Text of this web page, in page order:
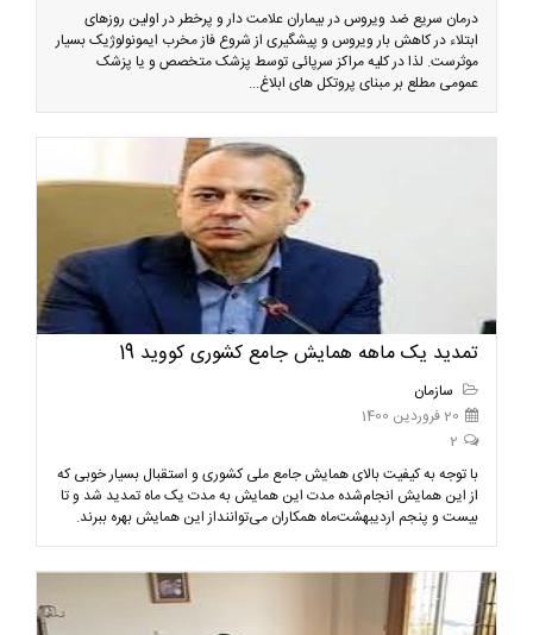
درمان سریع ضد ویروس در بیماران علامت دار و پرخطر در اولین روزهای
ابتلاء در کاهش بار ویروس و پیشگیری از شروع فاز مخرب ایمونولوژیک بسیار
موثرست. لذا در کلیه مراکز سرپائی توسط پزشک متخصص و یا پزشک
عمومی مطلع بر مبنای پروتکل های ابلاغ...
تمدید یک ماهه همایش جامع کشوری کووید 19
سازمان
20 فروردین 1400
2
با توجه به کیفیت بالای همایش جامع ملی کشوری و استقبال بسیار خوبی که
از این همایش انجام‌شده مدت این همایش به مدت یک ماه تمدید شد و تا
بیست و پنجم اردیبهشت‌ماه همکاران می‌تواننداز این همایش بهره ببرند.